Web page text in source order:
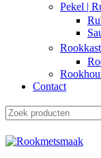
Pekel |
Contact